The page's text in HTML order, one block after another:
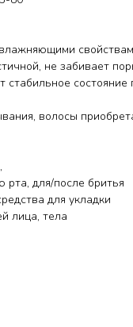
не забивает
состояние
волосы
рта, для/после бритья
для укладки
лица, тела